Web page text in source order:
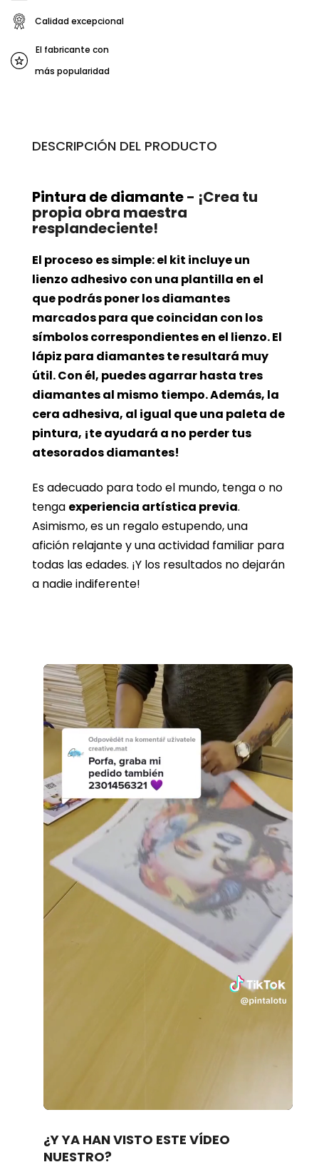
Calidad excepcional
El fabricante con
más popularidad
DESCRIPCIÓN DEL PRODUCTO
Pintura de diamante- ¡Crea tu
propia obra maestra
resplandeciente!
El proceso es simple: el kit incluye un
lienzo adhesivo con una plantilla en el
que podrás poner los diamantes
marcados para que coincidan con los
símbolos correspondientes en el lienzo. El
lápiz para diamantes te resultará muy
útil. Con él, puedes agarrar hasta tres
diamantes al mismo tiempo. Además, la
cera adhesiva, al igual que una paleta de
pintura, ¡te ayudará a no perder tus
atesorados diamantes!
Es adecuado para todo el mundo, tenga o no
tenga experiencia artística previa.
Asimismo, es un regalo estupendo, una
afición relajante y una actividad familiar para
todas las edades. ¡Y los resultados no dejarán
a nadie indiferente!
34.42%
¿Y YA HAN VISTO ESTE VÍDEO
NUESTRO?